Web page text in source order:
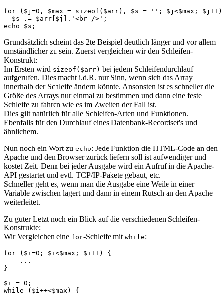
for ($j=0, $max = sizeof($arr), $s = ''; $j<$max; $j++)
  $s .= $arr[$j].'<br />';
echo $s;
Grundsätzlich scheint das 2te Beispiel deutlich länger und vor allem
umständlicher zu sein. Zuerst vergleichen wir den Schleifen-
Konstrukt:
Im Ersten wird sizeof($arr) bei jedem Schleifendurchlauf
aufgerufen. Dies macht i.d.R. nur Sinn, wenn sich das Array
innerhalb der Schleife ändern könnte. Ansonsten ist es schneller die
Größe des Arrays nur einmal zu bestimmen und dann eine feste
Schleife zu fahren wie es im Zweiten der Fall ist.
Dies gilt natürlich für alle Schleifen-Arten und Funktionen.
Ebenfalls für den Durchlauf eines Datenbank-Recordset's und
ähnlichem.
Nun noch ein Wort zu echo: Jede Funktion die HTML-Code an den
Apache und den Browser zurück liefern soll ist aufwendiger und
kostet Zeit. Denn bei jeder Ausgabe wird ein Aufruf in die Apache-
API gestartet und evtl. TCP/IP-Pakete gebaut, etc.
Schneller geht es, wenn man die Ausgabe eine Weile in einer
Variable zwischen lagert und dann in einem Rutsch an den Apache
weiterleitet.
Zu guter Letzt noch ein Blick auf die verschiedenen Schleifen-
Konstrukte:
Wir Vergleichen eine for-Schleife mit while:
for ($i=0; $i<$max; $i++) {
    ...
}
$i = 0;
while ($i++<$max) {